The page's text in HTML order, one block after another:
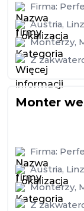
Firma:
Austria, Linz
Monterzy,
Z
Monter
Firma:
Austria, Linz
Monterzy,
Z